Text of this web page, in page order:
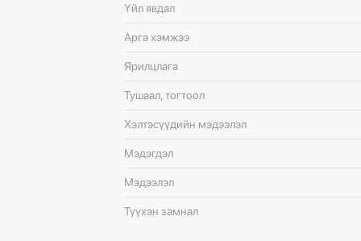
Үйл явдал
Арга хэмжээ
Ярилцлага
Тушаал, тогтоол
Хэлтэсүүдийн мэдээлэл
Мэдэгдэл
Мэдээлэл
Түүхэн замнал